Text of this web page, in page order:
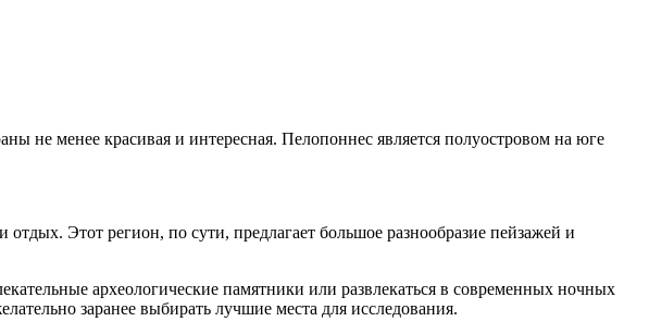
не менее красивая и интересная. Пелопоннес является полуостровом на юге
Этот регион, по сути, предлагает большое разнообразие пейзажей и
археологические памятники или развлекаться в современных ночных
заранее выбирать лучшие места для исследования.